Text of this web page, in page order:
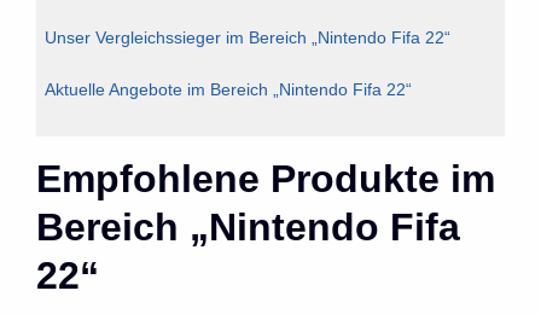
Unser Vergleichssieger im Bereich „Nintendo Fifa 22“
Aktuelle Angebote im Bereich „Nintendo Fifa 22“
Empfohlene Produkte im
Bereich „Nintendo Fifa
22“